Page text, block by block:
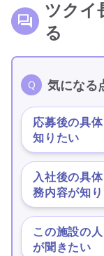
ツクイ
る
気になる
応募後の具
知りたい
入社後の具
務内容が知
この施設の
が聞きたい